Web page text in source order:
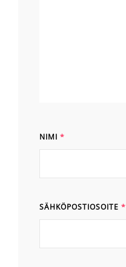
NIMI *
SÄHKÖPOSTIOSOITE *